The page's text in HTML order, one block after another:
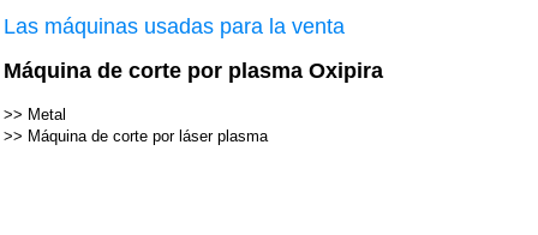
Las máquinas usadas para la venta
Máquina de corte por plasma Oxipira
>> Metal
>> Máquina de corte por láser plasma